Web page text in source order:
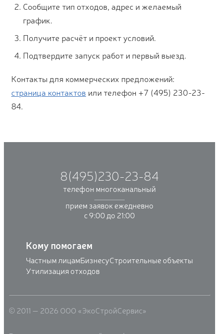
Сообщите тип отходов, адрес и желаемый
график.
Получите расчёт и проект условий.
Подтвердите запуск работ и первый выезд.
Контакты для коммерческих предложений:
страница контактов или телефон +7 (495) 230-23-
84.
8(495)230-23-84
телефон многоканальный
прием заявок ежедневно
с 9:00 до 21:00
Кому помогаем
Частным лицамБизнесуСтроительные объекты
Утилизация отходов
© 2011 — 2026 ООО «ЭкоСтройСервис»